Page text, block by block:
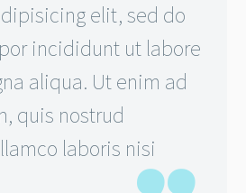
elit, sed do
incididunt ut labore
aliqua. Ut enim ad
quis nostrud
laboris nisi